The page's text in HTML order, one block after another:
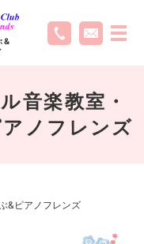
&
音楽教室・
ノフレンズ
&ピアノフレンズ